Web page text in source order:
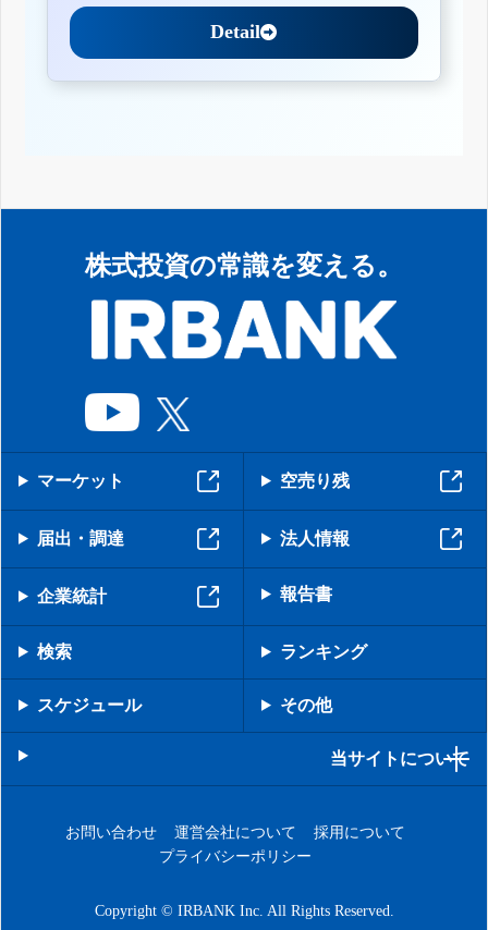
Detail
株式投資の常識を変える。
マーケット 空売り残
届出・調達 法人情報
企業統計 報告書
検索 ランキング
スケジュール その他
当サイトについて
お問い合わせ 運営会社について
採用について
プライバシーポリシー
Copyright © IRBANK Inc. All Rights Reserved.